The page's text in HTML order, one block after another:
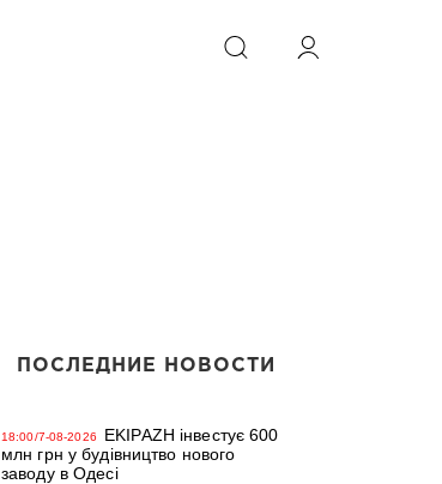
ИСКАТЬ
ПОСЛЕДНИЕ НОВОСТИ
18:00/7-08-2026
EKIPAZH інвестує 600
млн грн у будівництво нового
заводу в Одесі